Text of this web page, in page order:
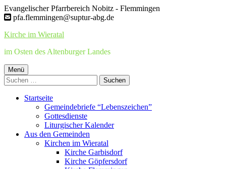
Springe
zum
Evangelischer Pfarrbereich Nobitz - Flemmingen
pfa.flemmingen@suptur-abg.de
Kirche im Wieratal
im Osten des Altenburger Landes
Primäres
Menü
Menü
Suchen
nach:
Startseite
Gemeindebriefe “Lebenszeichen”
Gottesdienste
Liturgischer Kalender
Aus den Gemeinden
Kirchen im Wieratal
Kirche Garbisdorf
Kirche Göpfersdorf